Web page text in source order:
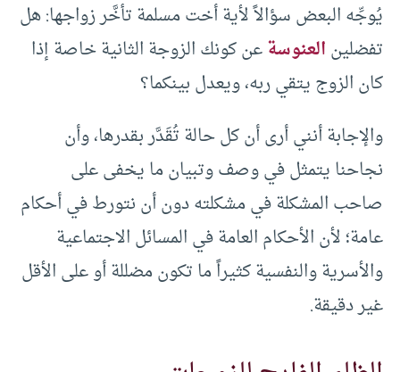
يُوجِّه البعض سؤالاً لأية أخت مسلمة تأخَّر زواجها: هل
تفضلينالعنوسةعن كونك الزوجة الثانية خاصة إذا
كان الزوج يتقي ربه، ويعدل بينكما؟
والإجابة أنني أرى أن كل حالة تُقَدَّر بقدرها، وأن
نجاحنا يتمثل في وصف وتبيان ما يخفى على
صاحب المشكلة في مشكلته دون أن نتورط في أحكام
عامة؛ لأن الأحكام العامة في المسائل الاجتماعية
والأسرية والنفسية كثيراً ما تكون مضللة أو على الأقل
غير دقيقة.